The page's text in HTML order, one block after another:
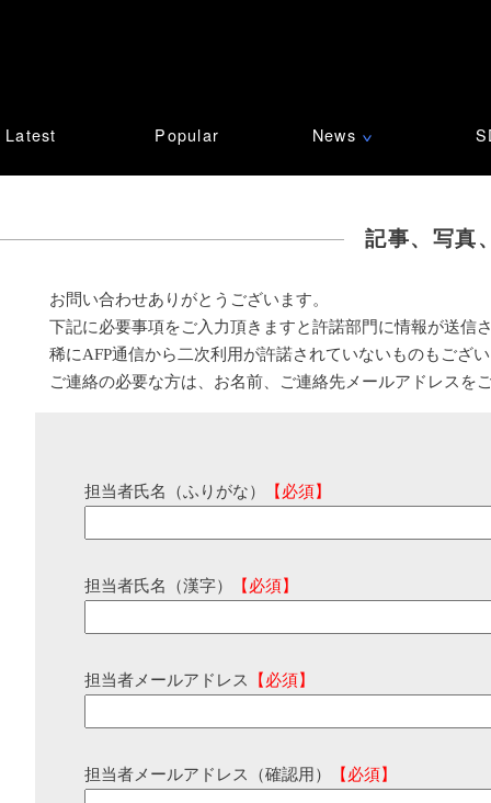
Latest Popular News ∨
記事、写真
お問い合わせありがとうございます。
下記に必要事項をご入力頂きますと許諾部門に情報が送信
稀にAFP通信から二次利用が許諾されていないものもござ
ご連絡の必要な方は、お名前、ご連絡先メールアドレスを
担当者氏名（ふりがな） 【必須】
担当者氏名（漢字） 【必須】
担当者メールアドレス 【必須】
担当者メールアドレス（確認用） 【必須】